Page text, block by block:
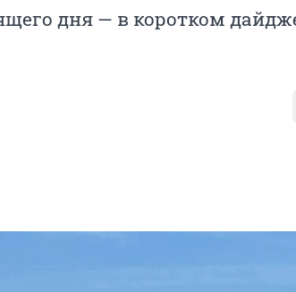
дня — в коротком